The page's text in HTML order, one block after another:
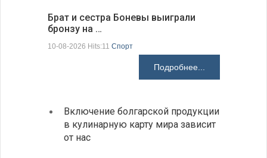
Брат и сестра Боневы выиграли
бронзу на …
10-08-2026 Hits:11 Спорт
Подробнее...
Включение болгарской продукции
в кулинарную карту мира зависит
от нас